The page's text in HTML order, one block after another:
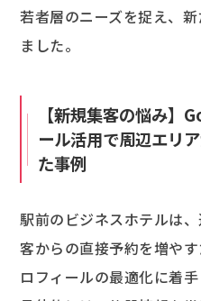
若者層のニーズを捉え、
ました。
【新規集客の悩み】
ール活用で周辺エリ
た事例
駅前のビジネスホテルは
客からの直接予約を増や
ロフィールの最適化に着手